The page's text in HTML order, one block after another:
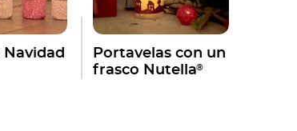
Navidad
Portavelas con un
frasco Nutella®